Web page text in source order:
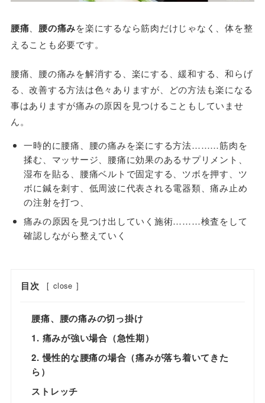
腰痛 腰の痛みを楽にするなら筋肉だけじゃなく、体を整
えることも必要です。
腰痛、腰の痛みを解消する、楽にする、緩和する、和らげ
る、改善する方法は色々ありますが、どの方法も楽になる
事はありますが痛みの原因を見つけることもしていませ
ん。
一時的に腰痛、腰の痛みを楽にする方法………筋肉を
揉む、マッサージ、腰痛に効果のあるサプリメント、
湿布を貼る、腰痛ベルトで固定する、ツボを押す、ツ
ボに鍼を刺す、低周波に代表される電器類、痛み止め
の注射を打つ、
痛みの原因を見つけ出していく施術………検査をして
確認しながら整えていく
目次 [ close ]
腰痛、腰の痛みの切っ掛け
1. 痛みが強い場合（急性期）
2. 慢性的な腰痛の場合（痛みが落ち着いてきた
ら）
ストレッチ